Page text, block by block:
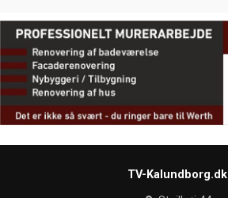
TV-Kalundborg.dk